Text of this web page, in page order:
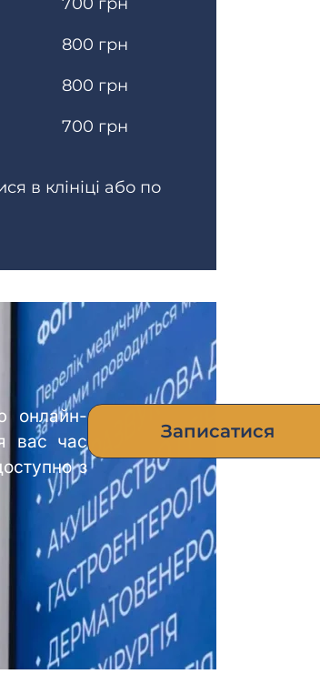
800 грн
800 грн
700 грн
в клініці або по
онлайн-
вас час
з
Записатися